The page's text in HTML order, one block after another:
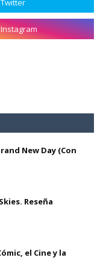
New Day (Con
Reseña
el Cine y la